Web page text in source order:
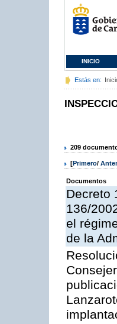
INICIO
Estás en:
209
[Primero/
Documentos
Decreto
136/
el
de la